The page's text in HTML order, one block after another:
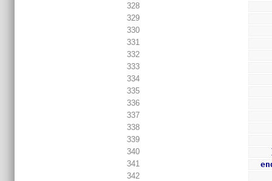
328
329
330
331
332
333
334
335
336
337
338
339
340
341
342